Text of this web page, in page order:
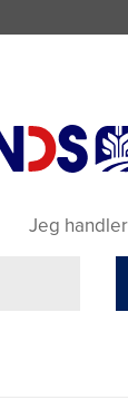
Jeg